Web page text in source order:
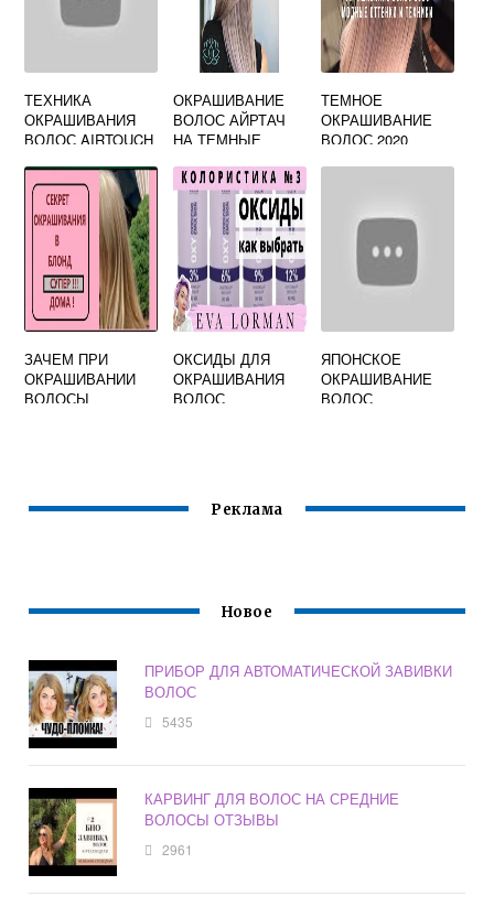
ТЕХНИКА
ОКРАШИВАНИЯ
ВОЛОС AIRTOUCH
ОКРАШИВАНИЕ
ВОЛОС АЙРТАЧ
НА ТЕМНЫЕ
ТЕМНОЕ
ОКРАШИВАНИЕ
ВОЛОС 2020
ЗАЧЕМ ПРИ
ОКРАШИВАНИИ
ВОЛОСЫ
ОКСИДЫ ДЛЯ
ОКРАШИВАНИЯ
ВОЛОС
ЯПОНСКОЕ
ОКРАШИВАНИЕ
ВОЛОС
Реклама
Новое
ПРИБОР ДЛЯ АВТОМАТИЧЕСКОЙ ЗАВИВКИ
ВОЛОС
5435
КАРВИНГ ДЛЯ ВОЛОС НА СРЕДНИЕ
ВОЛОСЫ ОТЗЫВЫ
2961